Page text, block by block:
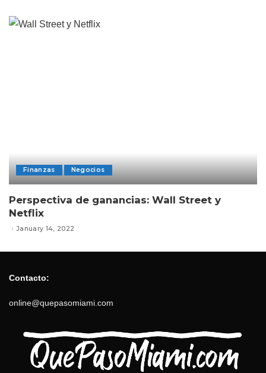
Finanzas Negocios
Perspectiva de ganancias: Wall Street y
Netflix
January 14, 2022
Contacto:
online@quepasomiami.com